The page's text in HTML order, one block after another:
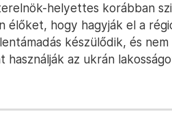
helyettes korábban
élőket, hogy hagyják el a
készülődik, és
használják az ukrán